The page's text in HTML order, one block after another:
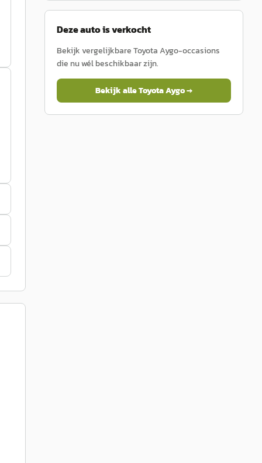
Deze auto is verkocht
Bekijk vergelijkbareToyotaAygo-occasions
die nu wél beschikbaar zijn.
Bekijk alleToyotaAygo→